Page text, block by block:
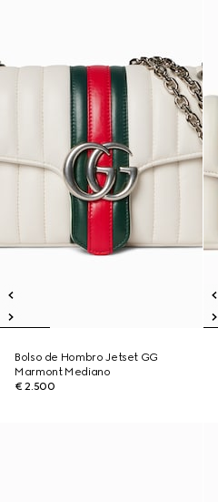
Bolso de Hombro Jetset GG
Marmont Mediano
€ 2.500